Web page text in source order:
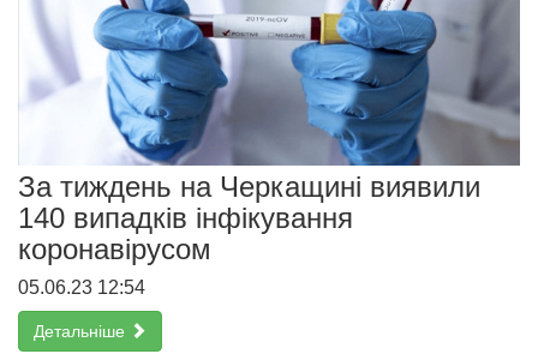
За тиждень на Черкащині виявили
140 випадків інфікування
коронавірусом
05.06.23 12:54
Детальніше